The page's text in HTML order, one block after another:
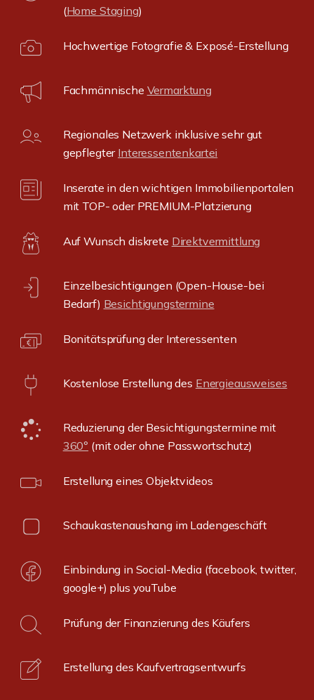
(Home Staging)
Hochwertige Fotografie & Exposé-Erstellung
Fachmännische Vermarktung
Regionales Netzwerk inklusive sehr gut
gepflegter Interessentenkartei
Inserate in den wichtigen Immobilienportalen
mit TOP- oder PREMIUM-Platzierung
Auf Wunsch diskrete Direktvermittlung
Einzelbesichtigungen (Open-House-bei
Bedarf) Besichtigungstermine
Bonitätsprüfung der Interessenten
Kostenlose Erstellung des Energieausweises
Reduzierung der Besichtigungstermine mit
360° (mit oder ohne Passwortschutz)
Erstellung eines Objektvideos
Schaukastenaushang im Ladengeschäft
Einbindung in Social-Media (facebook, twitter,
google+) plus youTube
Prüfung der Finanzierung des Käufers
Erstellung des Kaufvertragsentwurfs